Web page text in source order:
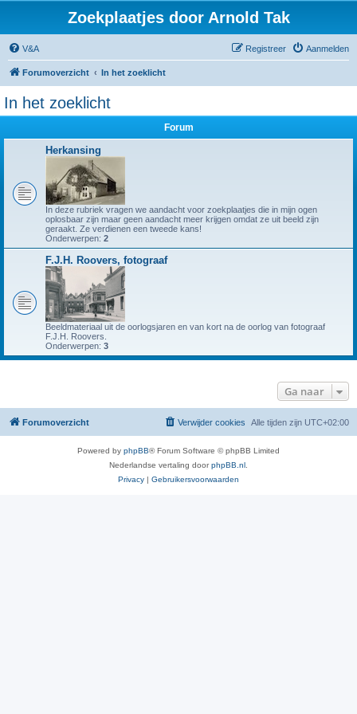
Zoekplaatjes door Arnold Tak
V&A Aanmelden
Registreer
Forumoverzicht In het zoeklicht
In het zoeklicht
Forum
Herkansing
In deze rubriek vragen we aandacht voor zoekplaatjes die in mijn ogen
oplosbaar zijn maar geen aandacht meer krijgen omdat ze uit beeld zijn
geraakt. Ze verdienen een tweede kans!
Onderwerpen: 2
F.J.H. Roovers, fotograaf
Beeldmateriaal uit de oorlogsjaren en van kort na de oorlog van fotograaf
F.J.H. Roovers.
Onderwerpen: 3
Ga naar
Forumoverzicht Alle tijden zijn UTC+02:00
Verwijder cookies
Powered by phpBB® Forum Software © phpBB Limited
Nederlandse vertaling doorphpBB.nl
Privacy | Gebruikersvoorwaarden